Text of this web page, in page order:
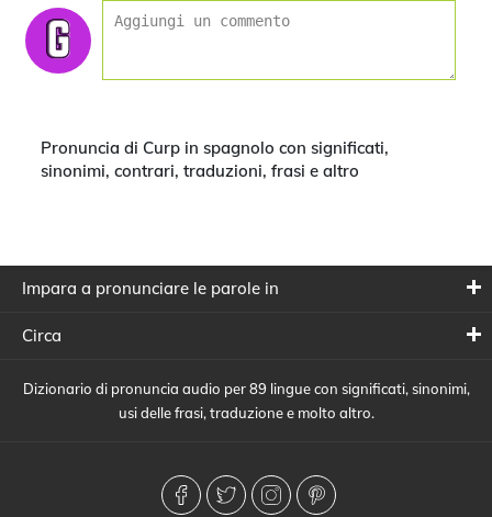
Pronuncia di Curp in spagnolo con significati,
sinonimi, contrari, traduzioni, frasi e altro
Impara a pronunciare le parole in
Circa
Dizionario di pronuncia audio per 89 lingue con significati, sinonimi,
usi delle frasi, traduzione e molto altro.